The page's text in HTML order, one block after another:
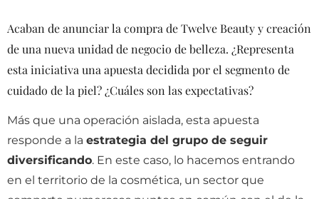
Acaban de anunciar la compra de Twelve Beauty y creación
de una nueva unidad de negocio de belleza. ¿Representa
esta iniciativa una apuesta decidida por el segmento de
cuidado de la piel? ¿Cuáles son las expectativas?
Más que una operación aislada, esta apuesta
responde a la estrategia del grupo de seguir
diversificando. En este caso, lo hacemos entrando
en el territorio de la cosmética, un sector que